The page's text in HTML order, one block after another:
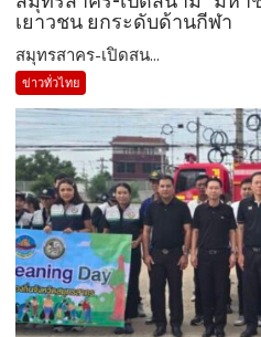
เยาวชน ยกระดับด้านกีฬา
สมุทรสาคร-เปิดสน...
ข่าวทั่วไทย